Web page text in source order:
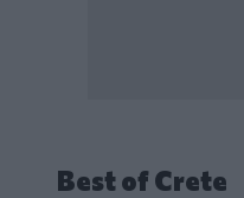
Best of Crete